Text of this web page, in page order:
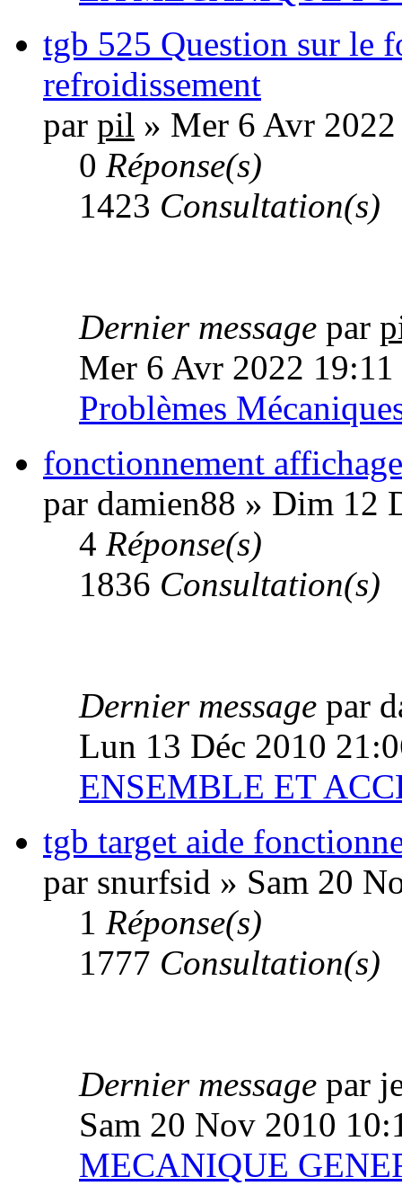
tgb 525 Question sur le
refroidissement
par pil » Mer 6 Avr
0 Réponse(s)
1423 Consultation(s)
Dernier message par
Mer 6 Avr 2022 19:11
Problèmes
fonctionnement
par damien88 » Dim 12
4 Réponse(s)
1836 Consultation(s)
Dernier message par
Lun 13 Déc 2010
ENSEMBLE ET
tgb target aide
par snurfsid » Sam 20
1 Réponse(s)
1777 Consultation(s)
Dernier message par
Sam 20 Nov 2010
MECANIQUE